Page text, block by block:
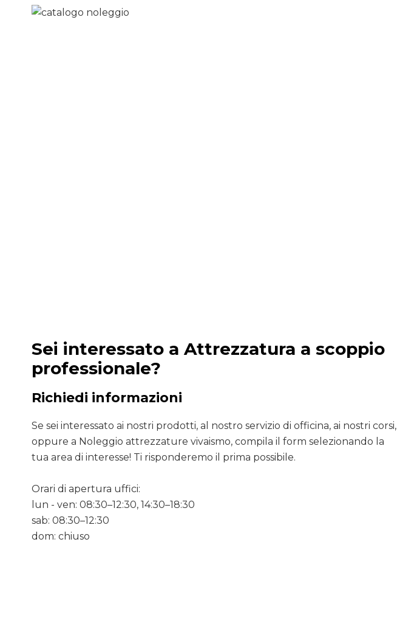
Sei interessato a Attrezzatura a scoppio
professionale?
Richiedi informazioni
Se sei interessato ai nostri prodotti, al nostro servizio di officina, ai nostri corsi,
oppure a Noleggio attrezzature vivaismo, compila il form selezionando la
tua area di interesse! Ti risponderemo il prima possibile.
Orari di apertura uffici:
lun - ven: 08:30–12:30, 14:30–18:30
sab: 08:30–12:30
dom: chiuso